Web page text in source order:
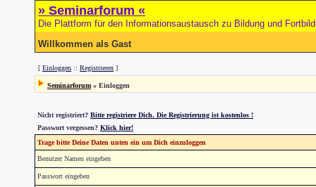
» Seminarforum «
Die Plattform für den Informationsaustausch zu Bildung und
Willkommen als Gast
[ Einloggen :: Registrieren ]
Seminarforum » Einloggen
Nicht registriert? Bitte registriere Dich. Die Registrierung ist kostenlos !
Passwort vergessen? Klick hier!
Trage bitte Deine Daten unten ein um Dich einzuloggen
Benutzer Namen eingeben
Passwort eingeben